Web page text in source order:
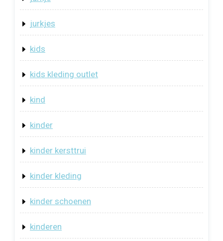
jurkjes
kids
kids kleding outlet
kind
kinder
kinder kersttrui
kinder kleding
kinder schoenen
kinderen